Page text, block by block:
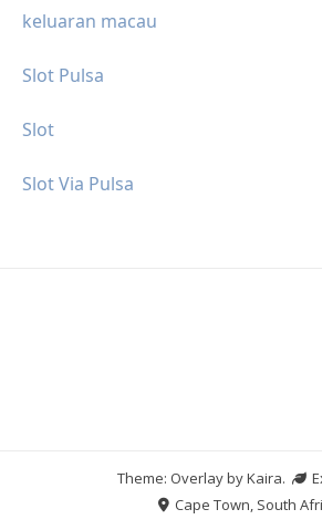
keluaran macau
Slot Pulsa
Slot
Slot Via Pulsa
Theme: Overlay byKaira.
Cape Town, South